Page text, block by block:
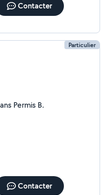
Contacter
Particulier
Camille, 27 ans Benjamin, 32 ans Permis B.
Contacter